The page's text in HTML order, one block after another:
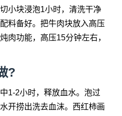
小块浸泡1小时，清洗干净
料备好。把牛肉块放入高压
肉功能，高压15分钟左右，
?
1-2小时，释放血水。泡过
开捞出洗去血沫。西红柿画